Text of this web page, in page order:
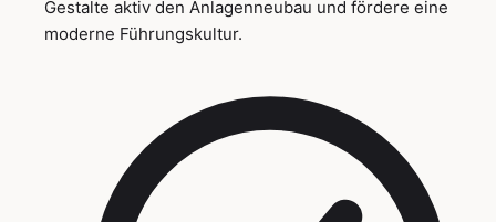
Gestalte aktiv den Anlagenneubau und fördere eine
moderne Führungskultur.